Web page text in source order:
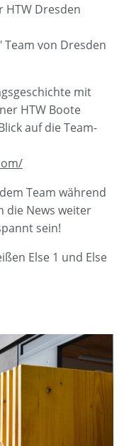
HTW Dresden
von Dresden
mit
HTW Boote
auf die Team-
Team während
die News weiter
sein!
Else 1 und Else